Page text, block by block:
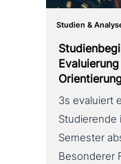
Studien &
3s evaluiert
Studierende
Semester
Besonderer